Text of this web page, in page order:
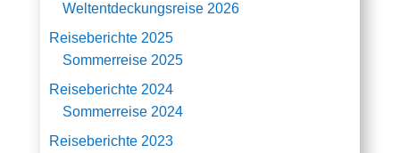
Weltentdeckungsreise 2026
Reiseberichte 2025
Sommerreise 2025
Reiseberichte 2024
Sommerreise 2024
Reiseberichte 2023